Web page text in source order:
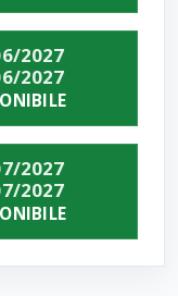
2027
2027
2027
2027